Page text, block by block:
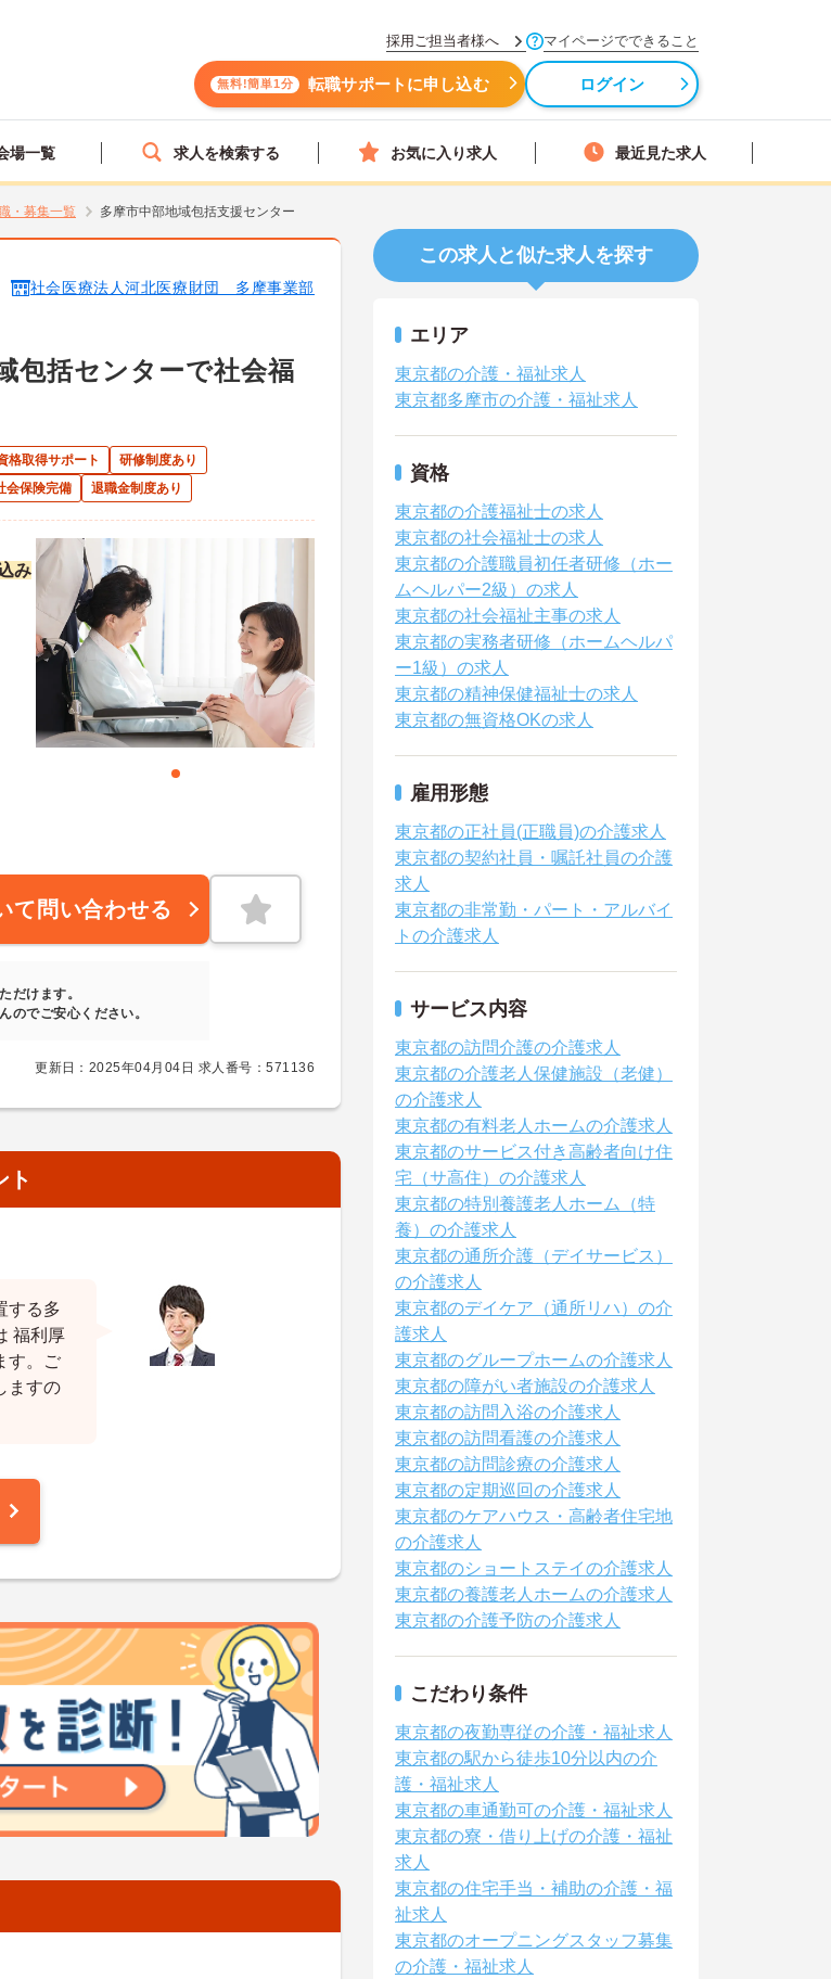
採用ご担当者様へ マイページでできること
無料!簡単1分 転職サポートに申し込む ログイン
場一覧 求人を検索する お気に入り求人 最近見た求人
・募集一覧 多摩市中部地域包括支援センター
社会医療法人河北医療財団 多摩事業部
包括センターで社会福
格取得サポート
研修制度あり
会保険完備 退職金制度あり
み
て問い合わせる
だけます。
のでご安心ください。
更新日：2025年04月04日 求人番号：571136
ト
する多
福利厚
す。ご
ますの
この求人と似た求人を探す
エリア
東京都の介護・福祉求人
東京都多摩市の介護・福祉求人
資格
東京都の介護福祉士の求人
東京都の社会福祉士の求人
東京都の介護職員初任者研修（ホー
ムヘルパー2級）の求人
東京都の社会福祉主事の求人
東京都の実務者研修（ホームヘルパ
ー1級）の求人
東京都の精神保健福祉士の求人
東京都の無資格OKの求人
雇用形態
東京都の正社員(正職員)の介護求人
東京都の契約社員・嘱託社員の介護
求人
東京都の非常勤・パート・アルバイ
トの介護求人
サービス内容
東京都の訪問介護の介護求人
東京都の介護老人保健施設（老健）
の介護求人
東京都の有料老人ホームの介護求人
東京都のサービス付き高齢者向け住
宅（サ高住）の介護求人
東京都の特別養護老人ホーム（特
養）の介護求人
東京都の通所介護（デイサービス）
の介護求人
東京都のデイケア（通所リハ）の介
護求人
東京都のグループホームの介護求人
東京都の障がい者施設の介護求人
東京都の訪問入浴の介護求人
東京都の訪問看護の介護求人
東京都の訪問診療の介護求人
東京都の定期巡回の介護求人
東京都のケアハウス・高齢者住宅地
の介護求人
東京都のショートステイの介護求人
東京都の養護老人ホームの介護求人
東京都の介護予防の介護求人
こだわり条件
東京都の夜勤専従の介護・福祉求人
東京都の駅から徒歩10分以内の介
護・福祉求人
東京都の車通勤可の介護・福祉求人
東京都の寮・借り上げの介護・福祉
求人
東京都の住宅手当・補助の介護・福
祉求人
東京都のオープニングスタッフ募集
の介護・福祉求人